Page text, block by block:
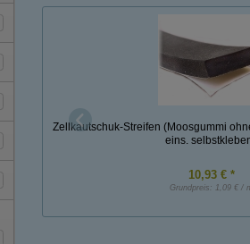
Zellkautschuk-Streifen (Moosgummi
eins.
10,93 € *
Grundpreis: 1,09 € /